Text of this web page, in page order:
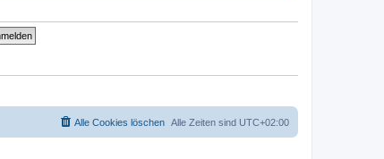
g
i
Alle Zeiten sind UTC+02:00
Alle Cookies löschen